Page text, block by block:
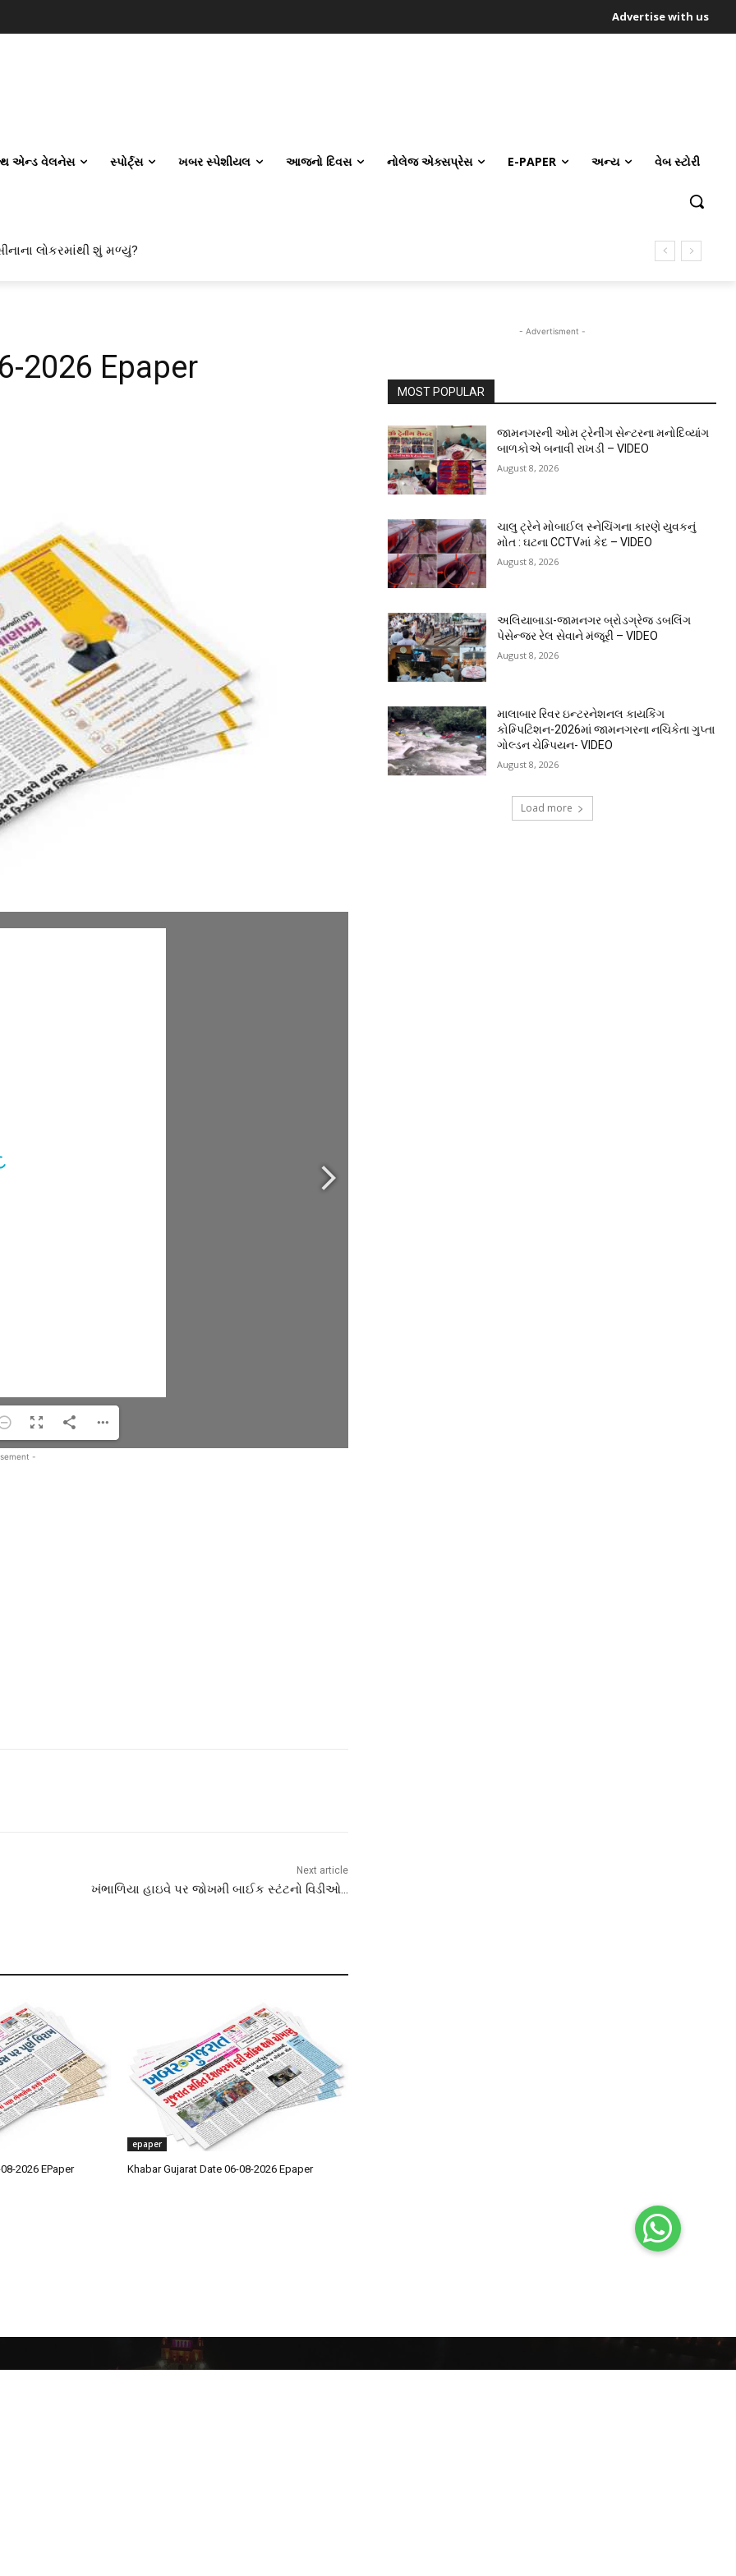
Advertise with us
એન્ડ વેલનેસ સ્પોર્ટ્સ ખબર સ્પેશીયલ આજનો દિવસ નોલેજ એક્સપ્રેસ E-PAPER અન્ય વેબ સ્ટોરી
લોકરમાંથી શું મળ્યું?
2026 Epaper
-
Next article
ખંભાળિયા હાઇવે પર જોખમી બાઈક સ્ટંટનો વિડીઓ…
2026 EPaper
epaper
Khabar Gujarat Date 06-08-2026 Epaper
- Advertisment -
MOST POPULAR
જામનગરની ઓમ ટ્રેનીંગ સેન્ટરના મનોદિવ્યાંગ
બાળકોએ બનાવી રાખડી – VIDEO
August 8, 2026
ચાલુ ટ્રેને મોબાઈલ સ્નેચિંગના કારણે યુવકનું
મોત : ઘટના CCTVમાં કેદ – VIDEO
August 8, 2026
અલિયાબાડા-જામનગર બ્રોડગ્રેજ ડબલિંગ
પેસેન્જર રેલ સેવાને મંજૂરી – VIDEO
August 8, 2026
માલાબાર રિવર ઇન્ટરનેશનલ કાયકિંગ
કોમ્પિટિશન-2026માં જામનગરના નચિકેતા ગુપ્તા
ગોલ્ડન ચેમ્પિયન- VIDEO
August 8, 2026
Load more